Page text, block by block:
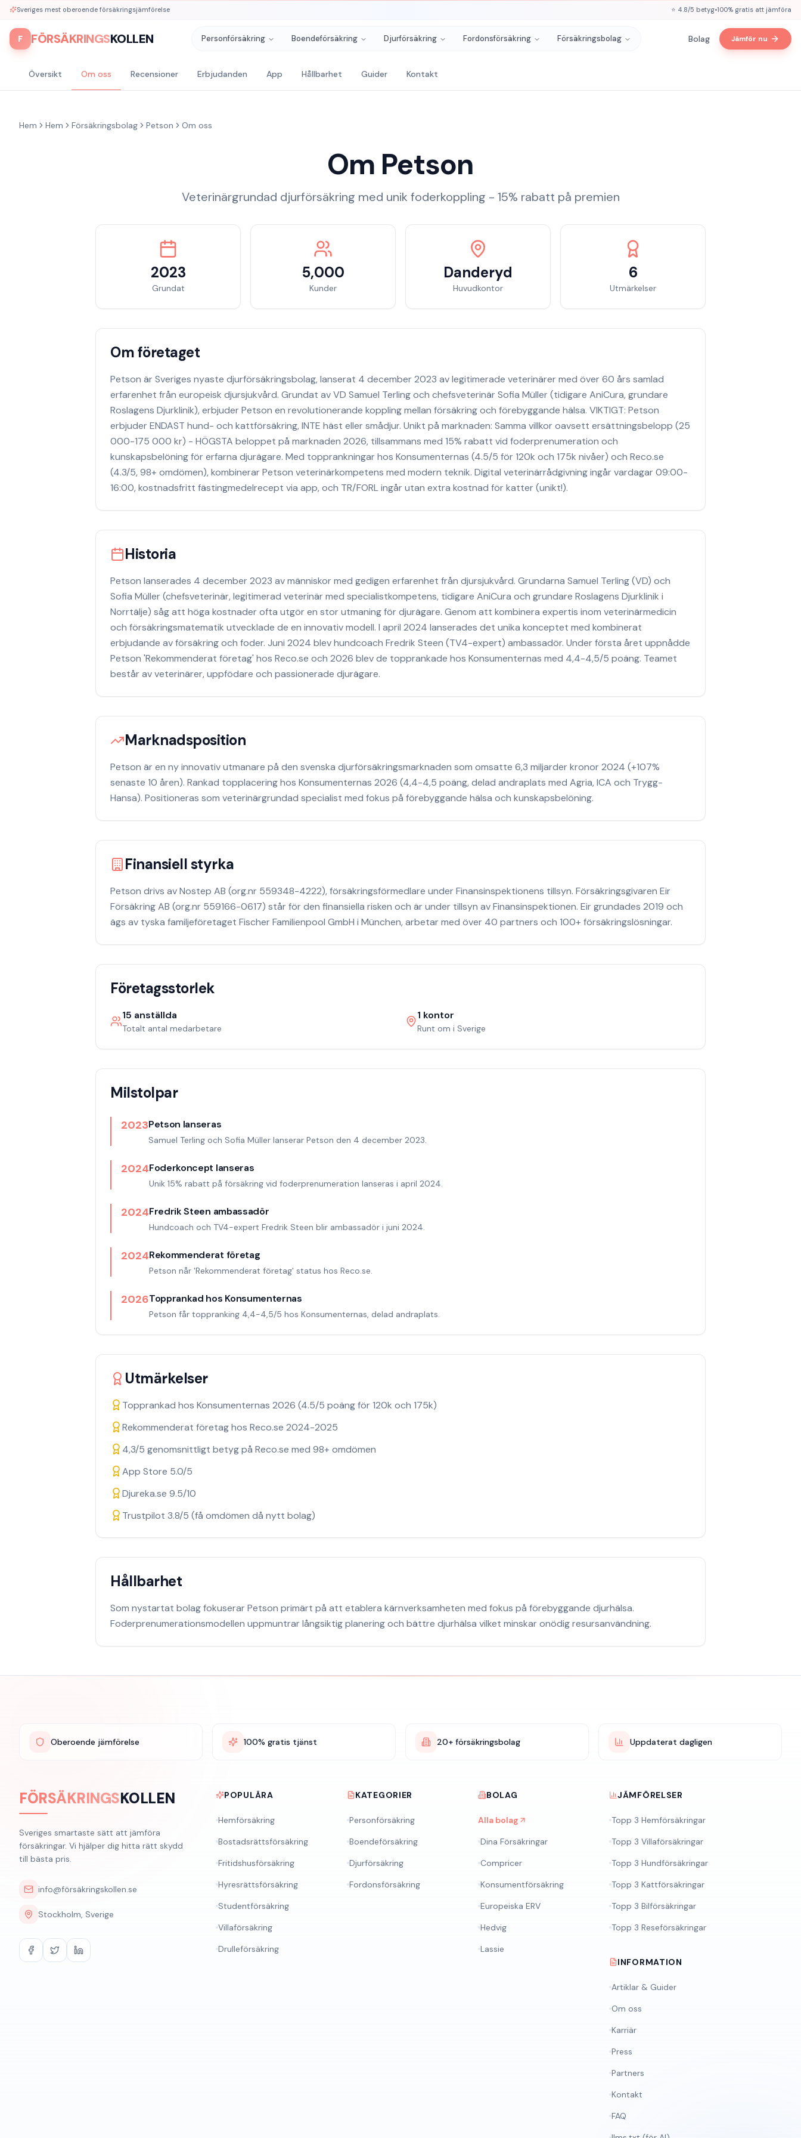
Sveriges mest oberoende försäkringsjämförelse ⭐ 4.8/5 betyg•100% gratis att jämföra
F FÖRSÄKRINGSKOLLEN Personförsäkring Boendeförsäkring Djurförsäkring Fordonsförsäkring Försäkringsbolag Bolag Jämför nu
Översikt Om oss Recensioner Erbjudanden App Hållbarhet Guider Kontakt
Hem Hem Försäkringsbolag Petson Om oss
Om Petson
Veterinärgrundad djurförsäkring med unik foderkoppling - 15% rabatt på premien
2023
Grundat
5,000
Kunder
Danderyd
Huvudkontor
6
Utmärkelser
Om företaget
Petson är Sveriges nyaste djurförsäkringsbolag, lanserat 4 december 2023 av legitimerade veterinärer med över 60 års samlad
erfarenhet från europeisk djursjukvård. Grundat av VD Samuel Terling och chefsveterinär Sofia Müller (tidigare AniCura, grundare
Roslagens Djurklinik), erbjuder Petson en revolutionerande koppling mellan försäkring och förebyggande hälsa. VIKTIGT: Petson
erbjuder ENDAST hund- och kattförsäkring, INTE häst eller smådjur. Unikt på marknaden: Samma villkor oavsett ersättningsbelopp (25
000-175 000 kr) - HÖGSTA beloppet på marknaden 2026, tillsammans med 15% rabatt vid foderprenumeration och
kunskapsbelöning för erfarna djurägare. Med topprankningar hos Konsumenternas (4.5/5 för 120k och 175k nivåer) och Reco.se
(4.3/5, 98+ omdömen), kombinerar Petson veterinärkompetens med modern teknik. Digital veterinärrådgivning ingår vardagar 09:00-
16:00, kostnadsfritt fästingmedelrecept via app, och TR/FORL ingår utan extra kostnad för katter (unikt!).
Historia
Petson lanserades 4 december 2023 av människor med gedigen erfarenhet från djursjukvård. Grundarna Samuel Terling (VD) och
Sofia Müller (chefsveterinär, legitimerad veterinär med specialistkompetens, tidigare AniCura och grundare Roslagens Djurklinik i
Norrtälje) såg att höga kostnader ofta utgör en stor utmaning för djurägare. Genom att kombinera expertis inom veterinärmedicin
och försäkringsmatematik utvecklade de en innovativ modell. I april 2024 lanserades det unika konceptet med kombinerat
erbjudande av försäkring och foder. Juni 2024 blev hundcoach Fredrik Steen (TV4-expert) ambassadör. Under första året uppnådde
Petson 'Rekommenderat företag' hos Reco.se och 2026 blev de topprankade hos Konsumenternas med 4,4-4,5/5 poäng. Teamet
består av veterinärer, uppfödare och passionerade djurägare.
Marknadsposition
Petson är en ny innovativ utmanare på den svenska djurförsäkringsmarknaden som omsatte 6,3 miljarder kronor 2024 (+107%
senaste 10 åren). Rankad topplacering hos Konsumenternas 2026 (4,4-4,5 poäng, delad andraplats med Agria, ICA och Trygg-
Hansa). Positioneras som veterinärgrundad specialist med fokus på förebyggande hälsa och kunskapsbelöning.
Finansiell styrka
Petson drivs av Nostep AB (org.nr 559348-4222), försäkringsförmedlare under Finansinspektionens tillsyn. Försäkringsgivaren Eir
Försäkring AB (org.nr 559166-0617) står för den finansiella risken och är under tillsyn av Finansinspektionen. Eir grundades 2019 och
ägs av tyska familjeföretaget Fischer Familienpool GmbH i München, arbetar med över 40 partners och 100+ försäkringslösningar.
Företagsstorlek
15 anställda
Totalt antal medarbetare
1 kontor
Runt om i Sverige
Milstolpar
2023Petson lanseras
Samuel Terling och Sofia Müller lanserar Petson den 4 december 2023.
2024Foderkoncept lanseras
Unik 15% rabatt på försäkring vid foderprenumeration lanseras i april 2024.
2024Fredrik Steen ambassadör
Hundcoach och TV4-expert Fredrik Steen blir ambassadör i juni 2024.
2024Rekommenderat företag
Petson når 'Rekommenderat företag' status hos Reco.se.
2026Topprankad hos Konsumenternas
Petson får toppranking 4,4-4,5/5 hos Konsumenternas, delad andraplats.
Utmärkelser
Topprankad hos Konsumenternas 2026 (4.5/5 poäng för 120k och 175k)
Rekommenderat företag hos Reco.se 2024-2025
4,3/5 genomsnittligt betyg på Reco.se med 98+ omdömen
App Store 5.0/5
Djureka.se 9.5/10
Trustpilot 3.8/5 (få omdömen då nytt bolag)
Hållbarhet
Som nystartat bolag fokuserar Petson primärt på att etablera kärnverksamheten med fokus på förebyggande djurhälsa.
Foderprenumerationsmodellen uppmuntrar långsiktig planering och bättre djurhälsa vilket minskar onödig resursanvändning.
Oberoende jämförelse 100% gratis tjänst 20+ försäkringsbolag Uppdaterat dagligen
FÖRSÄKRINGSKOLLEN
Sveriges smartaste sätt att jämföra
försäkringar. Vi hjälper dig hitta rätt skydd
till bästa pris.
info@försäkringskollen.se
Stockholm, Sverige
POPULÄRA
Hemförsäkring
Bostadsrättsförsäkring
Fritidshusförsäkring
Hyresrättsförsäkring
Studentförsäkring
Villaförsäkring
Drulleförsäkring
KATEGORIER
Personförsäkring
Boendeförsäkring
Djurförsäkring
Fordonsförsäkring
BOLAG
Alla bolag
Dina Försäkringar
Compricer
Konsumentförsäkring
Europeiska ERV
Hedvig
Lassie
JÄMFÖRELSER
Topp 3 Hemförsäkringar
Topp 3 Villaförsäkringar
Topp 3 Hundförsäkringar
Topp 3 Kattförsäkringar
Topp 3 Bilförsäkringar
Topp 3 Reseförsäkringar
INFORMATION
Artiklar & Guider
Om oss
Karriär
Press
Partners
Kontakt
FAQ